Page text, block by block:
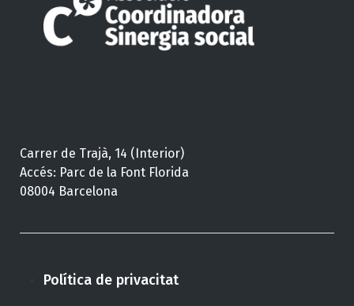
Carrer de Trajà, 14 (Interior)
Accés: Parc de la Font Florida
08004 Barcelona
Política de privacitat